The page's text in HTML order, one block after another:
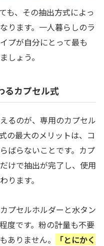
も、その抽出方式によっ
ります。一人暮らしのラ
プが自分にとって最も
しょう。
るカプセル式
るのが、専用のカプセル
の最大のメリットは、コ
ばらないことです。カプ
けで抽出が完了し、使用
ります。
プセルホルダーと水タン
度です。粉の計量も不要
ありません。
「とにかく